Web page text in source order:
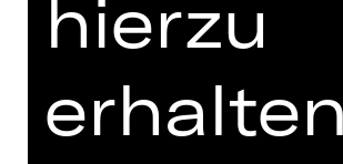
Opernfreunde
hierzu
erhalten